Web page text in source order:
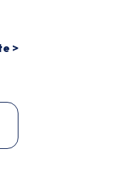
>